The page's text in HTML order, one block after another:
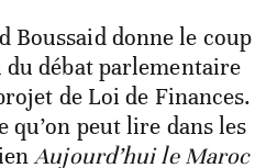
Boussaid donne le coup
du débat parlementaire
de Loi de Finances.
qu’on peut lire dans les
Aujourd’hui le Maroc